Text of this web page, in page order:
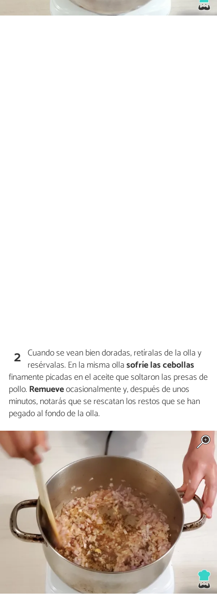
2 Cuando se vean bien doradas, retíralas de la olla y
resérvalas. En la misma ollasofríe las cebollas
finamente picadas en el aceite que soltaron las presas de
pollo. Remueveocasionalmente y, después de unos
minutos, notarás que se rescatan los restos que se han
pegado al fondo de la olla.